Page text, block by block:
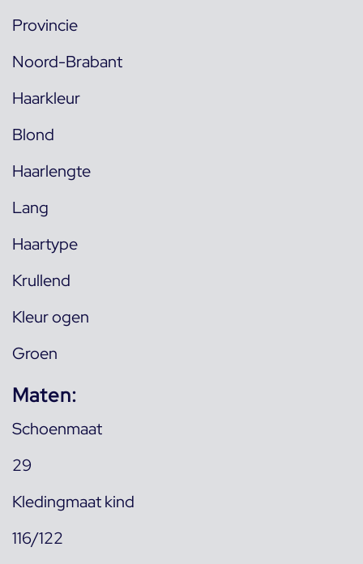
Provincie
Noord-Brabant
Haarkleur
Blond
Haarlengte
Lang
Haartype
Krullend
Kleur ogen
Groen
Maten:
Schoenmaat
29
Kledingmaat kind
116/122